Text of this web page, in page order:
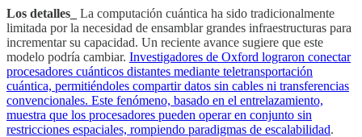
Los detalles_ La computación cuántica ha sido tradicionalmente
limitada por la necesidad de ensamblar grandes infraestructuras para
incrementar su capacidad. Un reciente avance sugiere que este
modelo podría cambiar. Investigadores de Oxford lograron conectar
procesadores cuánticos distantes mediante teletransportación
cuántica, permitiéndoles compartir datos sin cables ni transferencias
convencionales. Este fenómeno, basado en el entrelazamiento,
muestra que los procesadores pueden operar en conjunto sin
restricciones espaciales, rompiendo paradigmas de escalabilidad.